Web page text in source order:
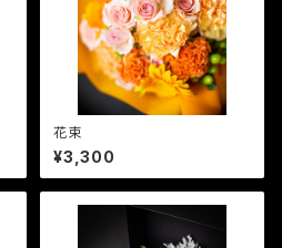
花束
¥3,300